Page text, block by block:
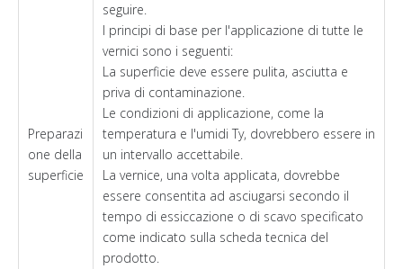
Preparazi
one della
superficie
seguire.
I principi di base per l'applicazione di tutte le
vernici sono i seguenti:
La superficie deve essere pulita, asciutta e
priva di contaminazione.
Le condizioni di applicazione, come la
temperatura e l'umidi Ty, dovrebbero essere in
un intervallo accettabile.
La vernice, una volta applicata, dovrebbe
essere consentita ad asciugarsi secondo il
tempo di essiccazione o di scavo specificato
come indicato sulla scheda tecnica del
prodotto.